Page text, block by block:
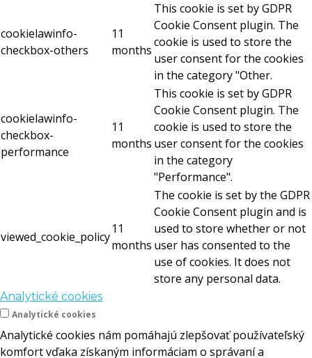
cookielawinfo-
checkbox-others
11
months
This cookie is set by GDPR
Cookie Consent plugin. The
cookie is used to store the
user consent for the cookies
in the category "Other.
cookielawinfo-
checkbox-
performance
11
months
This cookie is set by GDPR
Cookie Consent plugin. The
cookie is used to store the
user consent for the cookies
in the category
"Performance".
viewed_cookie_policy
11
months
The cookie is set by the GDPR
Cookie Consent plugin and is
used to store whether or not
user has consented to the
use of cookies. It does not
store any personal data.
Analytické cookies
Analytické cookies
Analytické cookies nám pomáhajú zlepšovať používateľský
komfort vďaka získaným informáciam o správaní a